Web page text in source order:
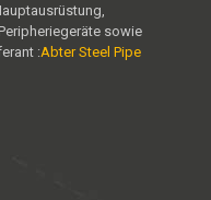
sowie
:Abter Steel Pipe